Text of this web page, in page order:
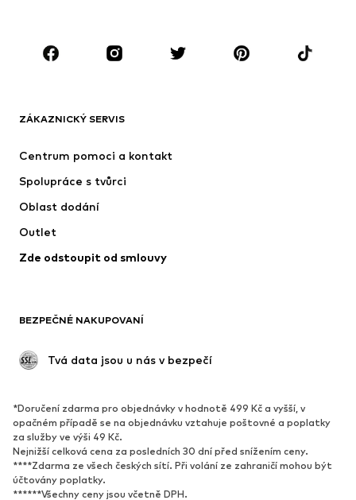
Doplňky
Premium
Nové
Trička & topy
Bundy
Spodní prádlo
Kabáty
Plavky
Příležitosti
Upcyklace
Nové
Oblíbené
Tenisky
Lodičky & boty na podpatku
Kozačky
Sandály
ZÁKAZNICKÝ SERVIS
Centrum pomoci a kontakt
Spolupráce s tvůrci
Oblast dodání
Outlet
Zde odstoupit od smlouvy
BEZPEČNÉ NAKUPOVANÍ
Tvá data jsou u nás v bezpečí
*Doručení zdarma pro objednávky v hodnotě 499 Kč a vyšší, v
opačném případě se na objednávku vztahuje poštovné a poplatky
za služby ve výši 49 Kč.
Nejnižší celková cena za posledních 30 dní před snížením ceny.
****Zdarma ze všech českých sítí. Při volání ze zahraničí mohou být
účtovány poplatky.
******Všechny ceny jsou včetně DPH.